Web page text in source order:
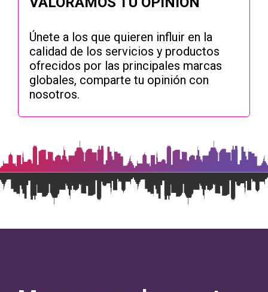
Únete a los que quieren influir en la
calidad de los servicios y productos
ofrecidos por las principales marcas
globales, comparte tu opinión con
nosotros.